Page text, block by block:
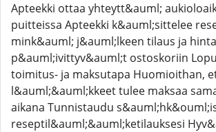
Apteekki ottaa yhteytt&auml;
puitteissa Apteekki k&auml;sittelee
mink&auml; j&auml;lkeen tilaus ja hinta
p&auml;ivittyv&auml;t ostoskoriin
toimitus- ja maksutapa Huomioithan,
l&auml;&auml;kkeet tulee maksaa
aikana Tunnistaudu
reseptil&auml;&auml;ketilauksesi